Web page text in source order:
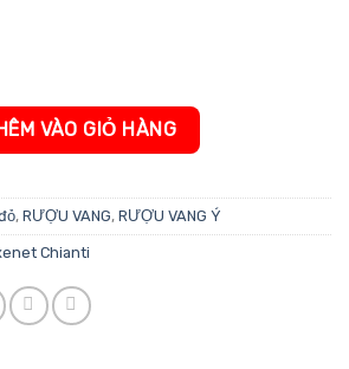
Chianti số lượng
VÀO GIỎ HÀNG
, RƯỢU VANG, RƯỢU VANG Ý
Chianti